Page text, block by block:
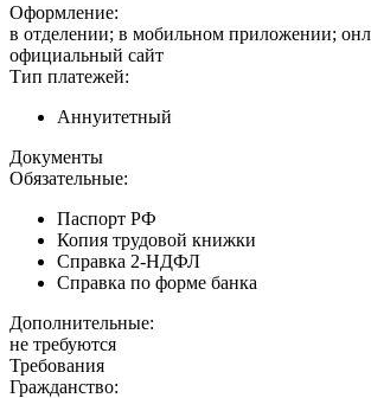
Оформление:
в отделении; в мобильном приложении;
официальный сайт
Тип платежей:
Аннуитетный
Документы
Обязательные:
Паспорт РФ
Копия трудовой книжки
Справка 2-НДФЛ
Справка по форме банка
Дополнительные:
не требуются
Требования
Гражданство: